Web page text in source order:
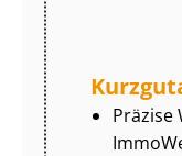
Präzise